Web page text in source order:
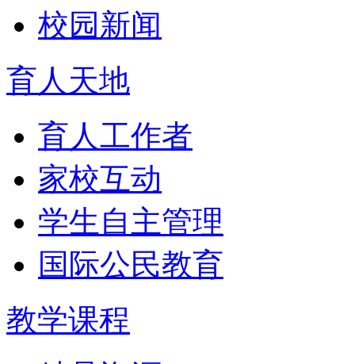
校园新闻
育人天地
育人工作者
家校互动
学生自主管理
国际公民教育
教学课程